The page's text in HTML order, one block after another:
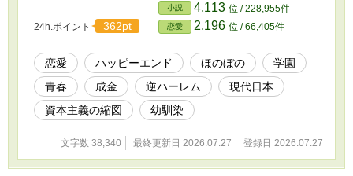
24h.ポイント 362pt
小説 4,113 位 / 228,955件
恋愛 2,196 位 / 66,405件
恋愛 ハッピーエンド ほのぼの
学園
青春
成金 逆ハーレム
現代日本
資本主義の縮図
幼馴染
文字数 38,340 最終更新日 2026.07.27 登録日 2026.07.27